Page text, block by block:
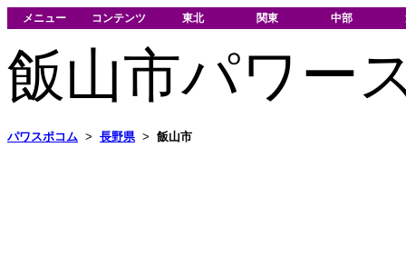
メニュー コンテンツ 東北 関東 中部
飯山市パワー
パワスポコム > 長野県 > 飯山市